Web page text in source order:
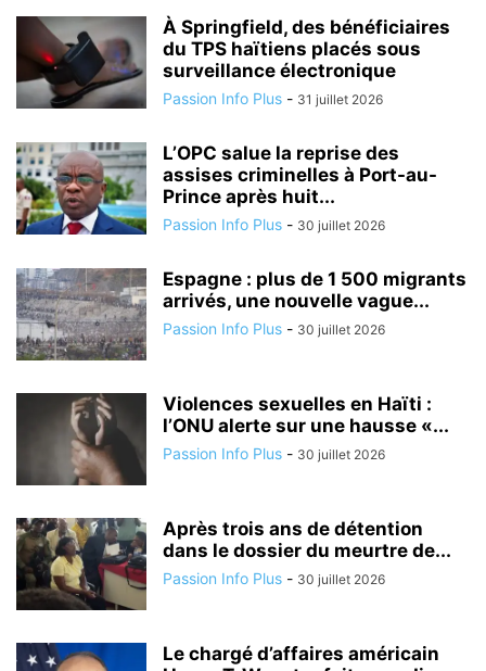
À Springfield, des bénéficiaires
du TPS haïtiens placés sous
surveillance électronique
Passion Info Plus - 31 juillet 2026
L’OPC salue la reprise des
assises criminelles à Port-au-
Prince après huit...
Passion Info Plus - 30 juillet 2026
Espagne : plus de 1 500 migrants
arrivés, une nouvelle vague...
Passion Info Plus - 30 juillet 2026
Violences sexuelles en Haïti :
l’ONU alerte sur une hausse «...
Passion Info Plus - 30 juillet 2026
Après trois ans de détention
dans le dossier du meurtre de...
Passion Info Plus - 30 juillet 2026
Le chargé d’affaires américain